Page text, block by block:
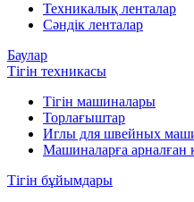
Техникалық ленталар
Сәндік ленталар
Баулар
Тігін техникасы
Тігін машиналары
Торлағыштар
Иглы для швейных
Машиналарға арналған
Тігін бұйымдары